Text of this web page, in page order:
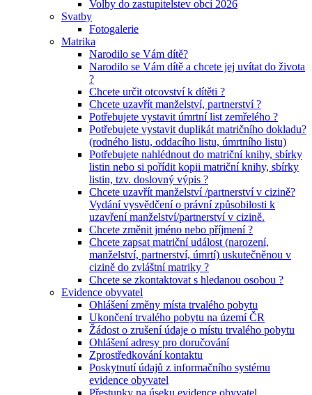
Volby do zastupitelstev obcí 2026
Svatby
Fotogalerie
Matrika
Narodilo se Vám dítě?
Narodilo se Vám dítě a chcete jej uvítat do života
?
Chcete určit otcovství k dítěti ?
Chcete uzavřít manželství, partnerství ?
Potřebujete vystavit úmrtní list zemřelého ?
Potřebujete vystavit duplikát matričního dokladu?
(rodného listu, oddacího listu, úmrtního listu)
Potřebujete nahlédnout do matriční knihy, sbírky
listin nebo si pořídit kopii matriční knihy, sbírky
listin, tzv. doslovný výpis ?
Chcete uzavřít manželství /partnerství v cizině?
Vydání vysvědčení o právní způsobilosti k
uzavření manželství/partnerství v cizině.
Chcete změnit jméno nebo příjmení ?
Chcete zapsat matriční událost (narození,
manželství, partnerství, úmrtí) uskutečněnou v
cizině do zvláštní matriky ?
Chcete se zkontaktovat s hledanou osobou ?
Evidence obyvatel
Ohlášení změny místa trvalého pobytu
Ukončení trvalého pobytu na území ČR
Žádost o zrušení údaje o místu trvalého pobytu
Ohlášení adresy pro doručování
Zprostředkování kontaktu
Poskytnutí údajů z informačního systému
evidence obyvatel
Přestupky na úseku evidence obyvatel